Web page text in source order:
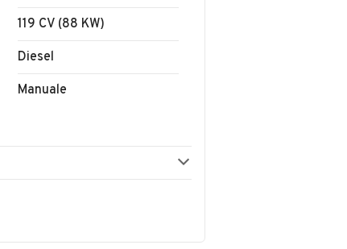
119 CV (88 KW)
Diesel
Manuale